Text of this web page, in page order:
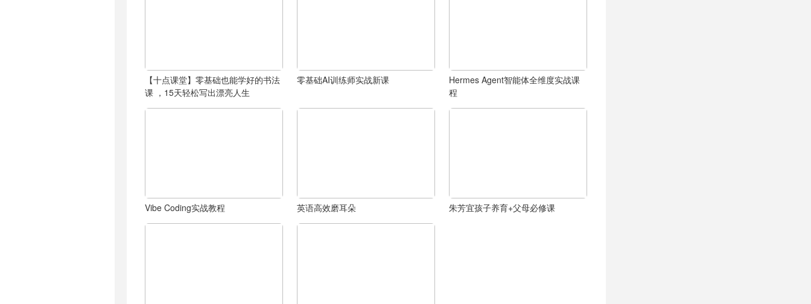
【十点课堂】零基础也能学好的书法
课 ，15天轻松写出漂亮人生
零基础AI训练师实战新课
Hermes Agent智能体全维度实战课
程
Vibe Coding实战教程 英语高效磨耳朵 朱芳宜孩子养育+父母必修课